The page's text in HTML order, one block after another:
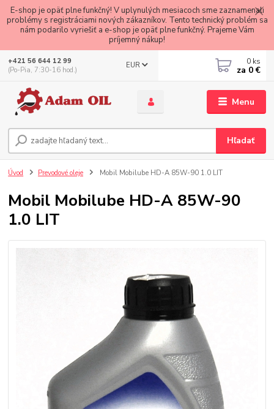
E-shop je opäť plne funkčný! V uplynulých mesiacoch sme zaznamenali
problémy s registráciami nových zákazníkov. Tento technický problém sa
nám podarilo vyriešiť a e-shop je opäť plne funkčný. Prajeme Vám
príjemný nákup!
Menu
EUR
Hľadať
+421 56 644 12 99
(Po-Pia, 7:30-16 hod.)
0 ks
za 0 €
Úvod Prevodové oleje Mobil Mobilube HD-A 85W-90 1.0 LIT
Mobil Mobilube HD-A 85W-90
1.0 LIT